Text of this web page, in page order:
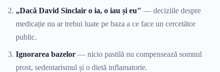
„Dacă David Sinclair o ia, o iau și eu" — deciziile despre
medicație nu ar trebui luate pe baza a ce face un cercetător
public.
Ignorarea bazelor — nicio pastilă nu compensează somnul
prost, sedentarismul și o dietă inflamatorie.